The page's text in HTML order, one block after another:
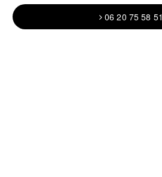
06 20 75 58 51